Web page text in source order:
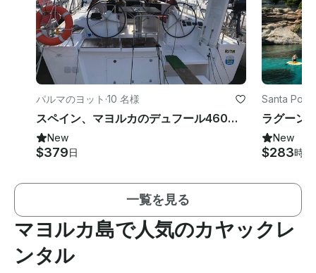
パルマのヨット ·10 名様
スペイン、マヨルカのデュフール460グランドラージ（2018）チャーター
New
$379日
Santa
New
$283時間
一覧を見る
マヨルカ島で人気のカヤックレ
ンタル